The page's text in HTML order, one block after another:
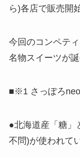
ら)各店で販売開
今回のコンペテ
名物スイーツが誕
■※1 さっぽろ
●北海道産「糖」
不問)が使われて